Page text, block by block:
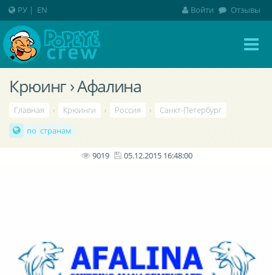
Крюинг › Афалина
Главная › Крюинги › Россия ›
Санкт-Петербург
по странам
9019 05.12.2015 16:48:00
РУ | EN Войти Отзывы